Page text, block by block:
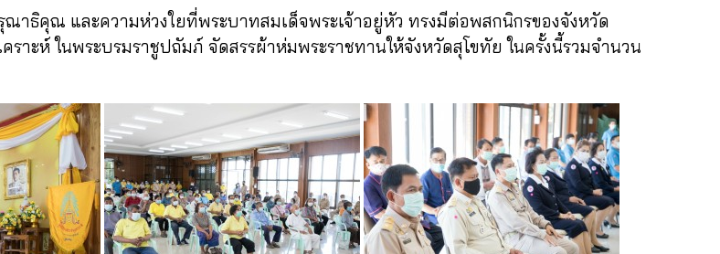
าธิคุณ และความห่วงใยที่พระบาทสมเด็จพระเจ้าอยู่หัว ทรงมีต่อพสกนิกรของจังหวัด
าะห์ ในพระบรมราชูปถัมภ์ จัดสรรผ้าห่มพระราชทานให้จังหวัดสุโขทัย ในครั้งนี้รวมจำนวน